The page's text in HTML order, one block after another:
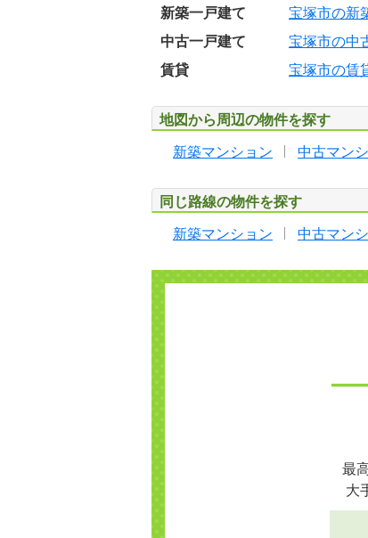
新築一戸建て
宝塚市の新
中古一戸建て
宝塚市の中
賃貸
宝塚市の賃
地図から周辺の物件を探す
新築マンション 中古マン
同じ路線の物件を探す
新築マンション 中古マン
最
大